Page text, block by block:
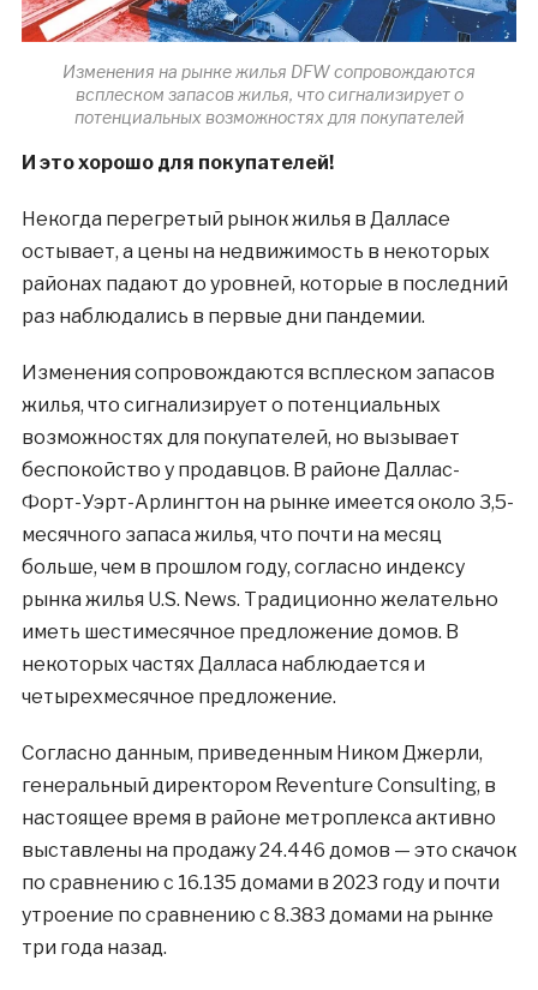
Изменения на рынке жилья DFW сопровождаются
всплеском запасов жилья, что сигнализирует о
потенциальных возможностях для покупателей
И это хорошо для покупателей!
Некогда перегретый рынок жилья в Далласе
остывает, а цены на недвижимость в некоторых
районах падают до уровней, которые в последний
раз наблюдались в первые дни пандемии.
Изменения сопровождаются всплеском запасов
жилья, что сигнализирует о потенциальных
возможностях для покупателей, но вызывает
беспокойство у продавцов. В районе Даллас-
Форт-Уэрт-Арлингтон на рынке имеется около 3,5-
месячного запаса жилья, что почти на месяц
больше, чем в прошлом году, согласно индексу
рынка жилья U.S. News. Традиционно желательно
иметь шестимесячное предложение домов. В
некоторых частях Далласа наблюдается и
четырехмесячное предложение.
Согласно данным, приведенным Ником Джерли,
генеральный директором Reventure Consulting, в
настоящее время в районе метроплекса активно
выставлены на продажу 24.446 домов — это скачок
по сравнению с 16.135 домами в 2023 году и почти
утроение по сравнению с 8.383 домами на рынке
три года назад.